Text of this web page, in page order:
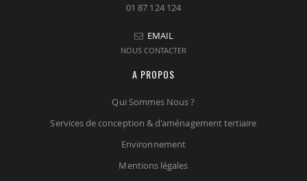
01 87 124 124
EMAIL
NOUS CONTACTER
A PROPOS
Qui Sommes Nous ?
Services de conception & d'aménagement tertiaire
Environnement
Mentions légales